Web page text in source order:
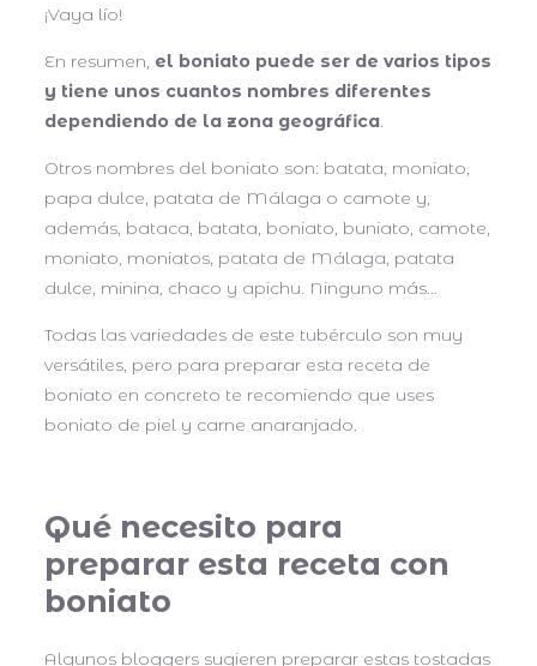
¡Vaya lío!
En resumen, el boniato puede ser de varios tipos
y tiene unos cuantos nombres diferentes
dependiendo de la zona geográfica.
Otros nombres del boniato son: batata, moniato,
papa dulce, patata de Málaga o camote y,
además, bataca, batata, boniato, buniato, camote,
moniato, moniatos, patata de Málaga, patata
dulce, minina, chaco y apichu. Ninguno más…
Todas las variedades de este tubérculo son muy
versátiles, pero para preparar esta receta de
boniato en concreto te recomiendo que uses
boniato de piel y carne anaranjado.
Qué necesito para
preparar esta receta con
boniato
Algunos bloggers sugieren preparar estas tostadas